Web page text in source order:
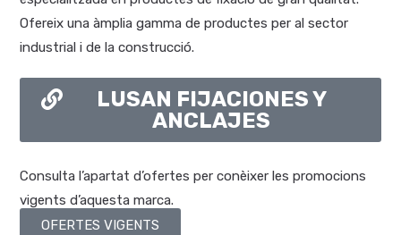
Ofereix una àmplia gamma de productes per al sector
industrial i de la construcció.
LUSAN FIJACIONES Y
ANCLAJES
Consulta l’apartat d’ofertes per conèixer les promocions
vigents d’aquesta marca.
OFERTES VIGENTS